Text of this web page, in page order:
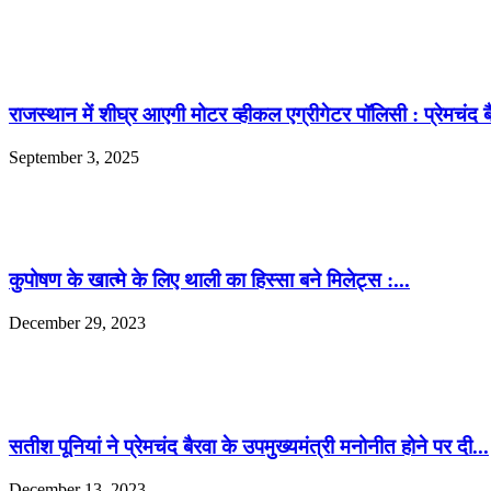
राजस्थान में शीघ्र आएगी मोटर व्हीकल एग्रीगेटर पॉलिसी : प्रेमचंद
September 3, 2025
कुपोषण के खात्मे के लिए थाली का हिस्सा बने मिलेट्स :...
December 29, 2023
सतीश पूनियां ने प्रेमचंद बैरवा के उपमुख्यमंत्री मनोनीत होने पर दी...